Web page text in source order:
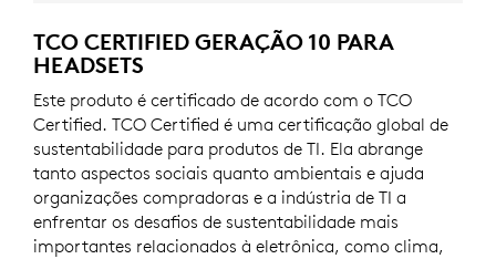
TCO CERTIFIED GERAÇÃO 10 PARA
HEADSETS
Este produto é certificado de acordo com o TCO
Certified. TCO Certified é uma certificação global de
sustentabilidade para produtos de TI. Ela abrange
tanto aspectos sociais quanto ambientais e ajuda
organizações compradoras e a indústria de TI a
enfrentar os desafios de sustentabilidade mais
importantes relacionados à eletrônica, como clima,